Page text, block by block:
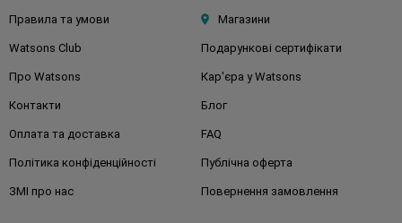
Правила та умови Магазини
Watsons Club Подарункові сертифікати
Про Watsons Кар'єра у Watsons
Контакти Блог
Оплата та доставка FAQ
Політика конфіденційності Публічна оферта
ЗМІ про нас Повернення замовлення